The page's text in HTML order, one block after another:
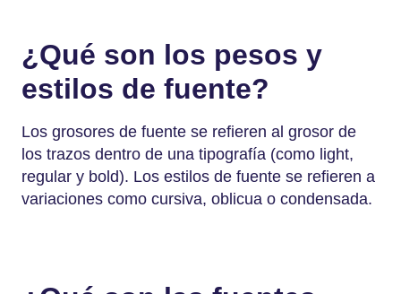
¿Qué son los pesos y
estilos de fuente?
Los grosores de fuente se refieren al grosor de
los trazos dentro de una tipografía (como light,
regular y bold). Los estilos de fuente se refieren a
variaciones como cursiva, oblicua o condensada.